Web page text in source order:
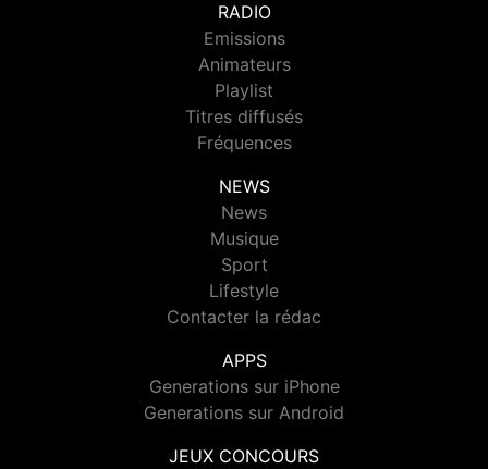
RADIO
Emissions
Animateurs
Playlist
Titres diffusés
Fréquences
NEWS
News
Musique
Sport
Lifestyle
Contacter la rédac
APPS
Generations sur iPhone
Generations sur Android
JEUX CONCOURS